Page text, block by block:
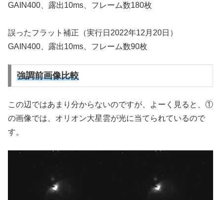
GAIN400、露出10ms、フレーム数180枚
誤ったフラット補正（実行日2022年12月20日）
GAIN400、露出10ms、フレーム数90枚
強調前画像比較
この辺ではあまり分からないのですが、よーく見ると、①
の画像では、オリオン大星雲が光に当てられているので
す。